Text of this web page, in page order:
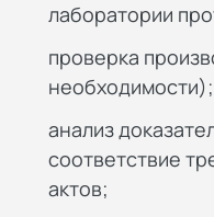
лаборатории
проверка
необходимости);
анализ
соответствие
актов;